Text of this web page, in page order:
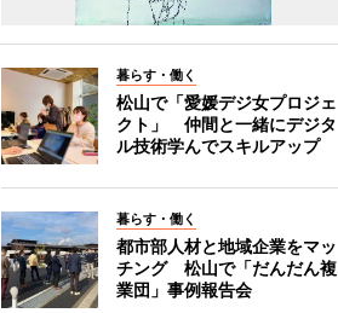
暮らす・働く
松山で「愛媛デジ女プロジェ
クト」 仲間と一緒にデジタ
ル技術学んでスキルアップ
暮らす・働く
都市部人材と地域企業をマッ
チング 松山で「だんだん複
業団」事例報告会